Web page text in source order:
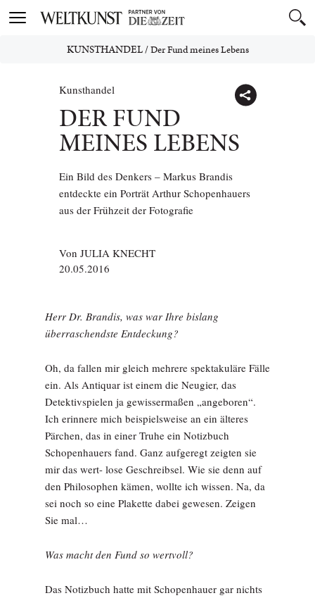
Toggle
KUNSTHANDEL/Der Fund meines Lebens
Kunsthandel
DER FUND
MEINES LEBENS
Ein Bild des Denkers – Markus Brandis
entdeckte ein Porträt Arthur Schopenhauers
aus der Frühzeit der Fotografie
Von JULIA KNECHT
20.05.2016
Herr Dr. Brandis, was war Ihre bislang
überraschendste Entdeckung?
Oh, da fallen mir gleich mehrere spektakuläre Fälle
ein. Als Antiquar ist einem die Neugier, das
Detektivspielen ja gewissermaßen „angeboren“.
Ich erinnere mich beispielsweise an ein älteres
Pärchen, das in einer Truhe ein Notizbuch
Schopenhauers fand. Ganz aufgeregt zeigten sie
mir das wert- lose Geschreibsel. Wie sie denn auf
den Philosophen kämen, wollte ich wissen. Na, da
sei noch so eine Plakette dabei gewesen. Zeigen
Sie mal…
Was macht den Fund so wertvoll?
Das Notizbuch hatte mit Schopenhauer gar nichts